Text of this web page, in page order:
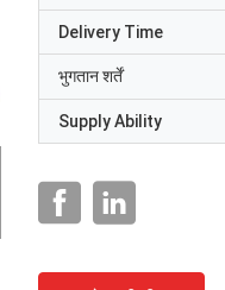
Delivery Time
भुगतान शर्तें
Supply Ability